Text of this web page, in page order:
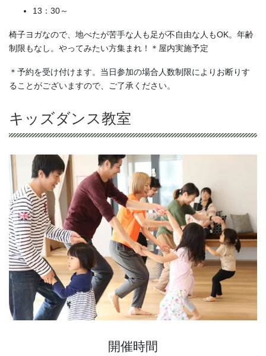
13：30～
椅子ヨガなので、地べたが苦手な人も足が不自由な人もOK。年齢
制限もなし。やってみたい方集まれ！＊屋内実施予定
＊予約を受け付けます。当日参加の場合人数制限によりお断りす
ることがございますので、ご了承ください。
キッズダンス教室
開催時間